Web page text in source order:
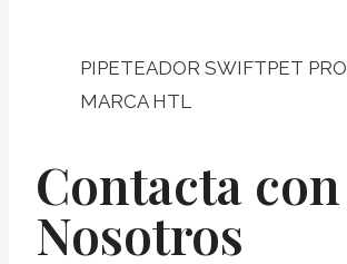
PIPETEADOR SWIFTPET PRO
MARCA HTL
Contacta con
Nosotros